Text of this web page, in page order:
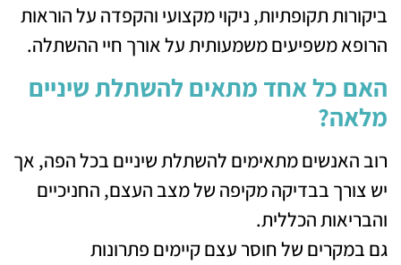
ביקורות תקופתיות, ניקוי מקצועי והקפדה על הוראות
הרופא משפיעים משמעותית על אורך חיי ההשתלה.
האם כל אחד מתאים להשתלת שיניים
מלאה?
רוב האנשים מתאימים להשתלת שיניים בכל הפה, אך
יש צורך בבדיקה מקיפה של מצב העצם, החניכיים
והבריאות הכללית.
גם במקרים של חוסר עצם קיימים פתרונות